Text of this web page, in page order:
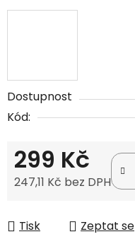
Dostupnost
Kód:
299 Kč
247,11 Kč bez DPH
Tisk Zeptat se